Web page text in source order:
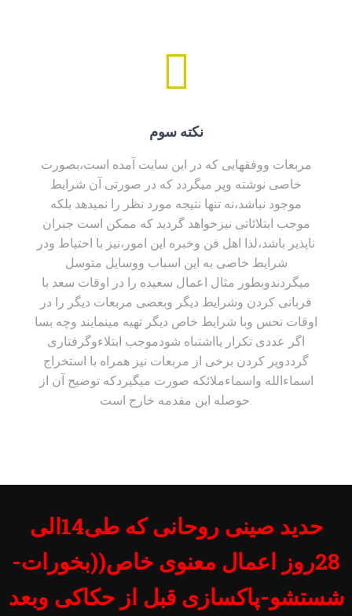
نکته سوم
مربعات ووفقهایی که در این سایت آمده است،بصورت
خاصی نوشته وپر میگردد که در صورتی آن شرایط
موجود نباشد،نه تنها نتیجه مورد نظر را نمیدهد بلکه
موجب ابتلائاتی نیزخواهد گردید که ممکن است جبران
ناپذیر باشد،لذا اهل فن وخبره این امور،نیز با احتیاط ودر
شرایط خاصی به این اسباب ووسایل متوسل
میگردندوبطور مثال اعمال سعیده را در اوقات سعد با
قربانی کردن وشرایط دیگر وبعضی مربعات دیگر را در
اوقات نحس وبا شرایط خاص دیگر تهیه مینمایند وچه بسا
اگر عددی تکرار یااشتباه شودموجب ابتلاءوگرفتاری
گرددوپر کردن برخی از مربعات نیز همراه با استخراج
اسماءالله واسماءملائکه صورت میگیردکه توضیح آن از
حدید صینی روحانی که طی14الی
28روز اعمال معنوی خاص((بخورات-
شستشو-پاکسازی قبل از حکاکی وبعد